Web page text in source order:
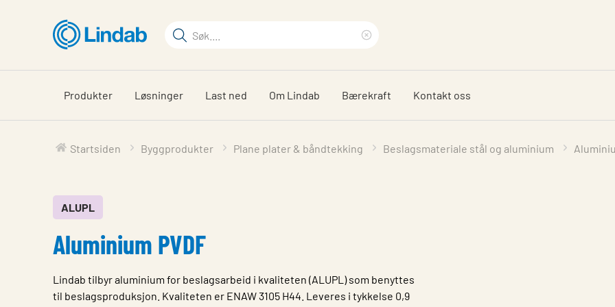
hovedinnhold
Søkeord
på
siden
search
phrase
Produkter Løsninger Last ned Om Lindab Bærekraft Kontakt oss
Startsiden Byggprodukter Plane plater & båndtekking Beslagsmateriale stål og aluminium
ALUPL
Aluminium PVDF
Lindab tilbyr aluminium for beslagsarbeid i kvaliteten (ALUPL) som benyttes
til beslagsproduksjon. Kvaliteten er ENAW 3105 H44. Leveres i tykkelse 0,9